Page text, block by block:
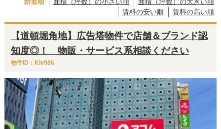
新着順
面積（坪数）の小さい順
面積（坪数）の大きい順
賃料の安い順
賃料の高い順
【道頓堀角地】広告塔物件で店舗＆ブランド認
知度◎！ 物販・サービス系相談ください
物件ID：Kiv986